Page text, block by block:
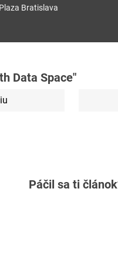
Bratislava
Data Space"
Páčil sa ti